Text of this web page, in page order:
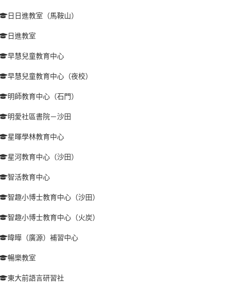
日日進教室（馬鞍山）
日進教室
早慧兒童教育中心
早慧兒童教育中心（夜校）
明師教育中心（石門）
明愛社區書院－沙田
星暉學林教育中心
星河教育中心（沙田）
智活教育中心
智趣小博士教育中心（沙田）
智趣小博士教育中心（火炭）
暐曄（廣源）補習中心
暢樂教室
東大前語言研習社